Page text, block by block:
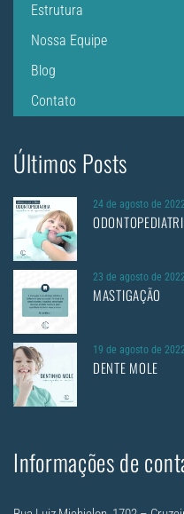
Estrutura
Nossa Equipe
Blog
Contato
Últimos Posts
24 de agosto de
23 de agosto de
MASTIGAÇÃO
19 de agosto de
DENTE MOLE
Informações de